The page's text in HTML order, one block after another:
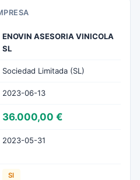
ENOVIN ASESORIA VINICOLA
SL
Sociedad Limitada (SL)
2023-06-13
36.000,00 €
2023-05-31
SI